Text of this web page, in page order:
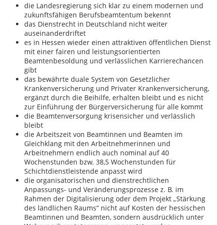
die Landesregierung sich klar zu einem modernen und
zukunftsfähigen Berufsbeamtentum bekennt
das Dienstrecht in Deutschland nicht weiter
auseinanderdriftet
es in Hessen wieder einen attraktiven öffentlichen Dienst
mit einer fairen und leistungsorientierten
Beamtenbesoldung und verlässlichen Karrierechancen
gibt
das bewährte duale System von Gesetzlicher
Krankenversicherung und Privater Krankenversicherung,
ergänzt durch die Beihilfe, erhalten bleibt und es nicht
zur Einführung der Bürgerversicherung für alle kommt
die Beamtenversorgung krisensicher und verlässlich
bleibt
die Arbeitszeit von Beamtinnen und Beamten im
Gleichklang mit den Arbeitnehmerinnen und
Arbeitnehmern endlich auch nominal auf 40
Wochenstunden bzw. 38,5 Wochenstunden für
Schichtdienstleistende anpasst wird
die organisatorischen und dienstrechtlichen
Anpassungs- und Veränderungsprozesse z. B. im
Rahmen der Digitalisierung oder dem Projekt „Stärkung
des ländlichen Raums“ nicht auf Kosten der hessischen
Beamtinnen und Beamten, sondern ausdrücklich unter